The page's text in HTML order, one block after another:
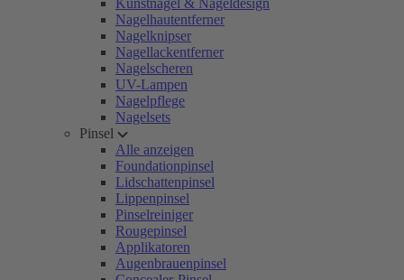
Kunstnägel & Nageldesign
Nagelhautentferner
Nagelknipser
Nagellackentferner
Nagelscheren
UV-Lampen
Nagelpflege
Nagelsets
Pinsel
Alle anzeigen
Foundationpinsel
Lidschattenpinsel
Lippenpinsel
Pinselreiniger
Rougepinsel
Applikatoren
Augenbrauenpinsel